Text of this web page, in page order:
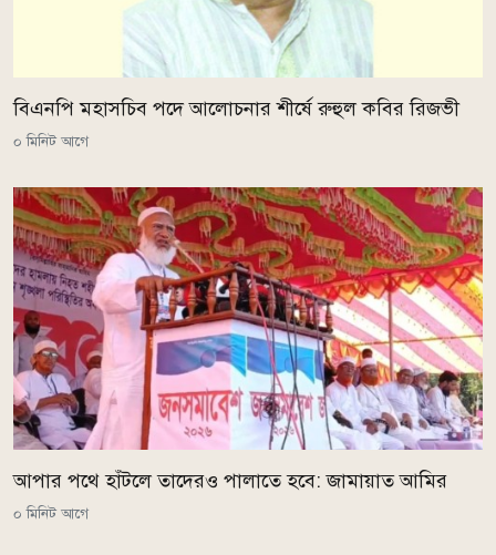
বিএনপি মহাসচিব পদে আলোচনার শীর্ষে রুহুল কবির রিজভী
০ মিনিট আগে
আপার পথে হাঁটলে তাদেরও পালাতে হবে: জামায়াত আমির
০ মিনিট আগে